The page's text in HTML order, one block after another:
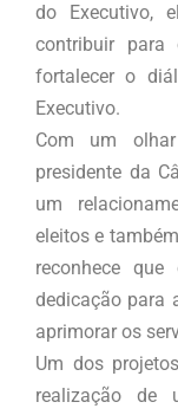
do Executivo,
contribuir para
fortalecer o
Executivo.
Com um
presidente da
um
eleitos e
reconhece
dedicação para
aprimorar os
Um dos
realização de